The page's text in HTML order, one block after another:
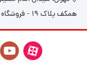
همکف پلاک 19 - فروشگاه عصربازی